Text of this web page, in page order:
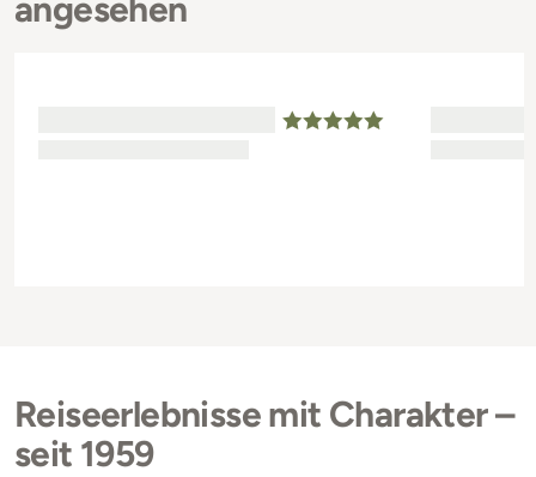
angesehen
Reiseerlebnisse mit Charakter –
seit 1959